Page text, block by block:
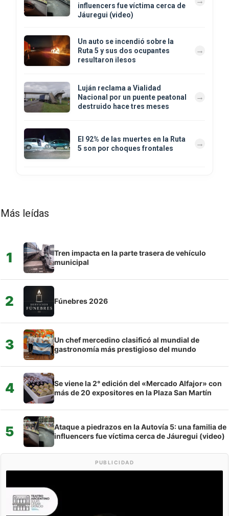
influencers fue víctima cerca de
Jáuregui (video)
Un auto se incendió sobre la
Ruta 5 y sus dos ocupantes
resultaron ilesos
Luján reclama a Vialidad
Nacional por un puente peatonal
destruido hace tres meses
El 92% de las muertes en la Ruta
5 son por choques frontales
Más leídas
1
Tren impacta en la parte trasera de vehículo
municipal
2 Fúnebres 2026
3
Un chef mercedino clasificó al mundial de
gastronomía más prestigioso del mundo
4
Se viene la 2° edición del «Mercado Alfajor» con
más de 20 expositores en la Plaza San Martín
5
Ataque a piedrazos en la Autovía 5: una familia de
influencers fue víctima cerca de Jáuregui (video)
PUBLICIDAD